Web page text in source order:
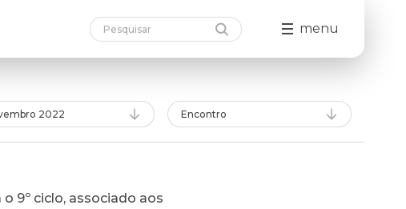
menu
2022 Encontro
9º ciclo, associado aos